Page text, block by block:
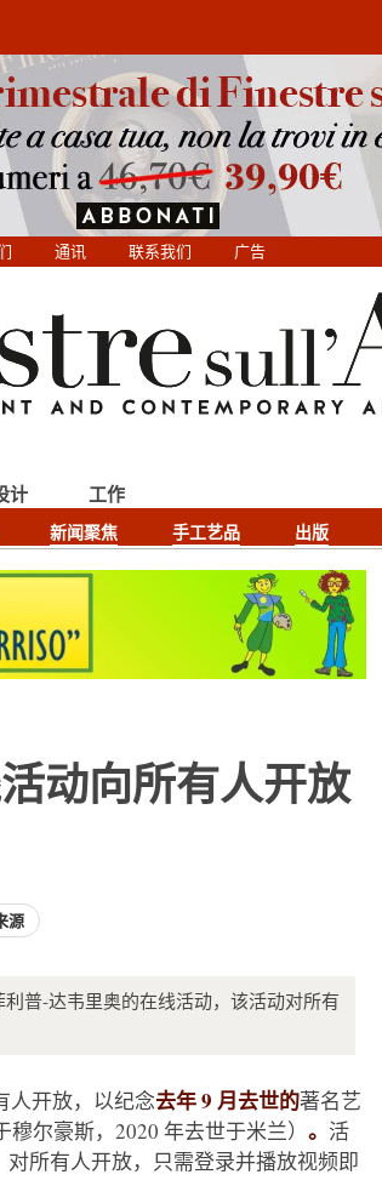
通讯 联系我们 广告
新闻聚焦 手工艺品 出版
计 工作
动向所有人开放
源
普-达韦里奥的在线活动，该活动对所有
人开放，以纪念去年 9 月去世的著名艺
穆尔豪斯，2020 年去世于米兰） 。 活
对所有人开放，只需登录并播放视频即